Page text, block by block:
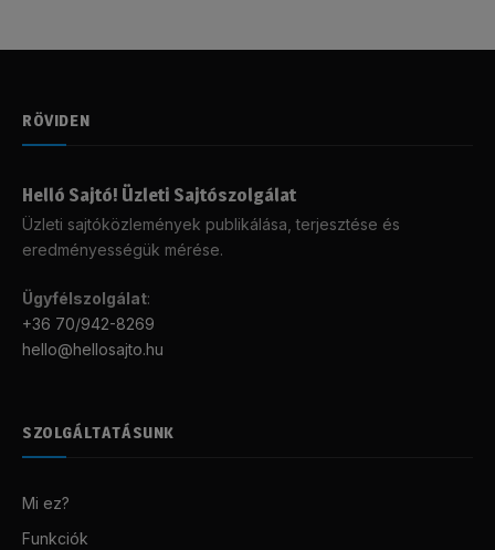
RÖVIDEN
Helló Sajtó! Üzleti Sajtószolgálat
Üzleti sajtóközlemények publikálása, terjesztése és
eredményességük mérése.
Ügyfélszolgálat:
+36 70/942-8269
hello@hellosajto.hu
SZOLGÁLTATÁSUNK
Mi ez?
Funkciók